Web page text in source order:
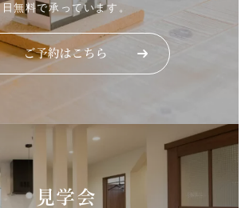
日無料で承っています。
見学会